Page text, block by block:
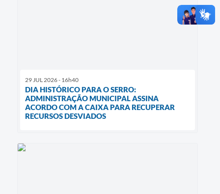
29 JUL 2026 - 16h40
DIA HISTÓRICO PARA O SERRO:
ADMINISTRAÇÃO MUNICIPAL ASSINA
ACORDO COM A CAIXA PARA RECUPERAR
RECURSOS DESVIADOS